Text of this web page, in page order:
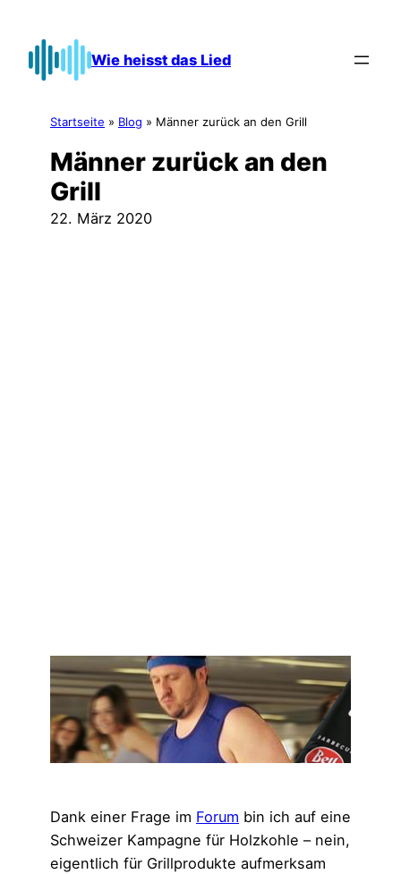
Inhalt
springen
Wie heisst das Lied
Startseite » Blog » Männer zurück an den Grill
Männer zurück an den
Grill
22. März 2020
Dank einer Frage im Forum bin ich auf eine
Schweizer Kampagne für Holzkohle – nein,
eigentlich für Grillprodukte aufmerksam